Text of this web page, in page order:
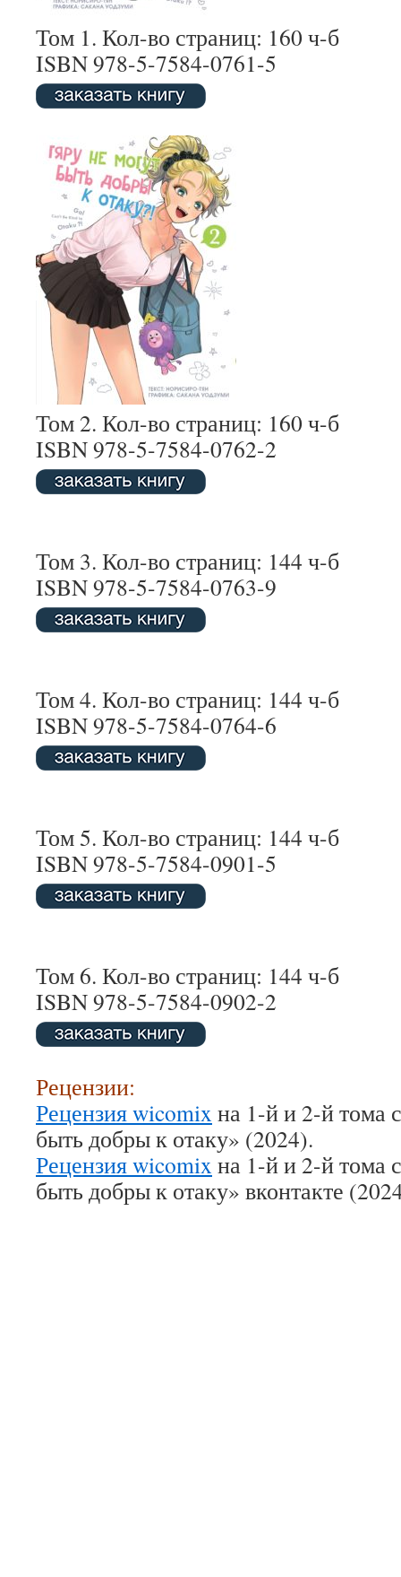
Том 1. Кол-во страниц: 160 ч-б
ISBN 978-5-7584-0761-5
Том 2. Кол-во страниц: 160 ч-б
ISBN 978-5-7584-0762-2
Том 3. Кол-во страниц: 144 ч-б
ISBN 978-5-7584-0763-9
Том 4. Кол-во страниц: 144 ч-б
ISBN 978-5-7584-0764-6
Том 5. Кол-во страниц: 144 ч-б
ISBN 978-5-7584-0901-5
Том 6. Кол-во страниц: 144 ч-б
ISBN 978-5-7584-0902-2
Рецензии:
Рецензия wicomix на 1-й и 2-й тома
быть добры к отаку» (2024).
Рецензия wicomix на 1-й и 2-й тома
быть добры к отаку» вконтакте